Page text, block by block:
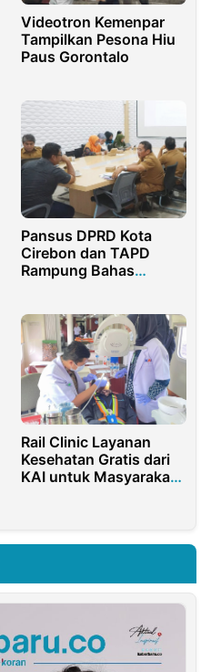
Videotron Kemenpar
Tampilkan Pesona Hiu
Paus Gorontalo
Pansus DPRD Kota
Cirebon dan TAPD
Rampung Bahas
Program KB
Rail Clinic Layanan
Kesehatan Gratis dari
KAI untuk Masyarakat